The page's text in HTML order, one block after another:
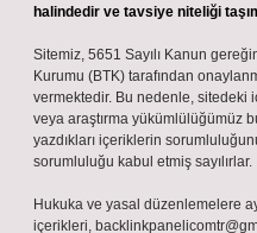
halindedir ve tavsiye niteliği
Sitemiz, 5651 Sayılı Kanun
Kurumu (BTK) tarafından
vermektedir. Bu nedenle, sitedeki
veya araştırma yükümlülüğümüz
yazdıkları içeriklerin
sorumluluğu kabul etmiş sayılırlar.
Hukuka ve yasal düzenlemelere
içerikleri,